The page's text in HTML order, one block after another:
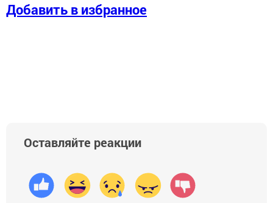
Добавить в избранное
Оставляйте реакции